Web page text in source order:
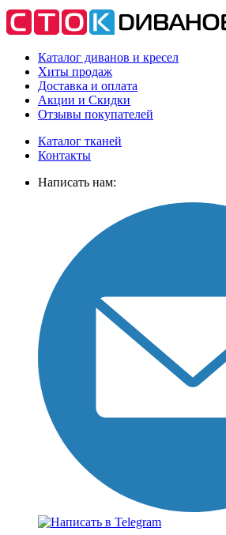
Каталог диванов и кресел
Хиты продаж
Доставка и оплата
Акции и Скидки
Отзывы покупателей
Каталог тканей
Контакты
Написать нам: